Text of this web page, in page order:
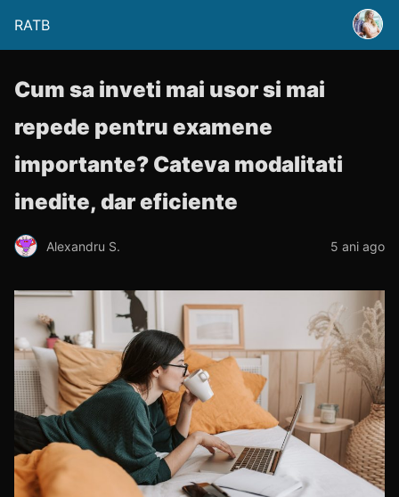
RATB
Cum sa inveti mai usor si mai
repede pentru examene
importante? Cateva modalitati
inedite, dar eficiente
Alexandru S. 5 ani ago